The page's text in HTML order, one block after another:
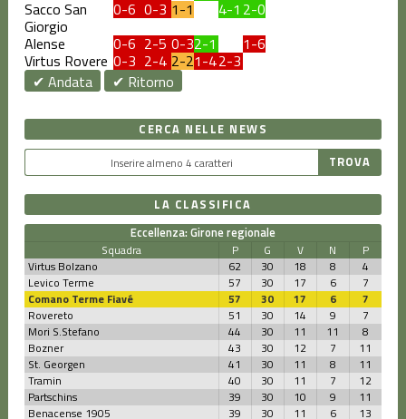
Sacco San
Giorgio
0-6 0-3 1-1 4-1 2-0
Alense
0-6 2-5 0-32-1 1-6
Virtus Rovere 0-3 2-4 2-21-42-3
✔ Andata
✔ Ritorno
CERCA NELLE NEWS
LA CLASSIFICA
Eccellenza: Girone regionale
Squadra P G V N
P
Virtus Bolzano
62 30 18 8
4
Levico Terme
57 30 17 6
7
Comano Terme Fiavé
57 30 17 6
7
Rovereto
51 30 14 9
7
Mori S.Stefano
44 30 11 11
8
Bozner
43 30 12 7
11
St. Georgen
41 30 11 8
11
Tramin
40 30 11 7
12
Partschins
39 30 10 9
11
Benacense 1905
39 30 11 6 13